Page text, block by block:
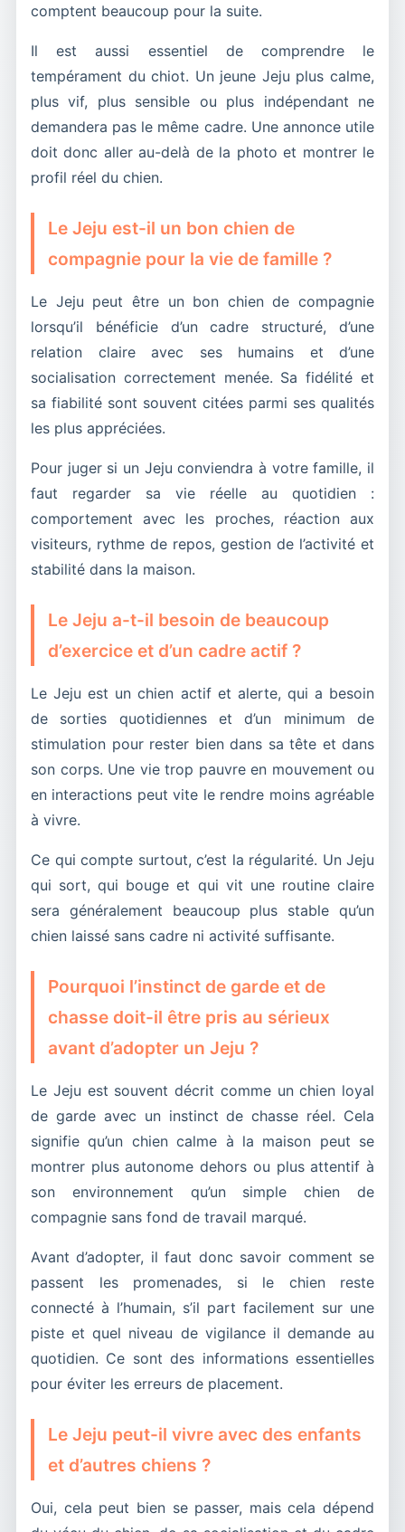
comptent beaucoup pour la suite.
Il est aussi essentiel de comprendre le
tempérament du chiot. Un jeune Jeju plus calme,
plus vif, plus sensible ou plus indépendant ne
demandera pas le même cadre. Une annonce utile
doit donc aller au-delà de la photo et montrer le
profil réel du chien.
Le Jeju est-il un bon chien de
compagnie pour la vie de famille ?
Le Jeju peut être un bon chien de compagnie
lorsqu’il bénéficie d’un cadre structuré, d’une
relation claire avec ses humains et d’une
socialisation correctement menée. Sa fidélité et
sa fiabilité sont souvent citées parmi ses qualités
les plus appréciées.
Pour juger si un Jeju conviendra à votre famille, il
faut regarder sa vie réelle au quotidien :
comportement avec les proches, réaction aux
visiteurs, rythme de repos, gestion de l’activité et
stabilité dans la maison.
Le Jeju a-t-il besoin de beaucoup
d’exercice et d’un cadre actif ?
Le Jeju est un chien actif et alerte, qui a besoin
de sorties quotidiennes et d’un minimum de
stimulation pour rester bien dans sa tête et dans
son corps. Une vie trop pauvre en mouvement ou
en interactions peut vite le rendre moins agréable
à vivre.
Ce qui compte surtout, c’est la régularité. Un Jeju
qui sort, qui bouge et qui vit une routine claire
sera généralement beaucoup plus stable qu’un
chien laissé sans cadre ni activité suffisante.
Pourquoi l’instinct de garde et de
chasse doit-il être pris au sérieux
avant d’adopter un Jeju ?
Le Jeju est souvent décrit comme un chien loyal
de garde avec un instinct de chasse réel. Cela
signifie qu’un chien calme à la maison peut se
montrer plus autonome dehors ou plus attentif à
son environnement qu’un simple chien de
compagnie sans fond de travail marqué.
Avant d’adopter, il faut donc savoir comment se
passent les promenades, si le chien reste
connecté à l’humain, s’il part facilement sur une
piste et quel niveau de vigilance il demande au
quotidien. Ce sont des informations essentielles
pour éviter les erreurs de placement.
Le Jeju peut-il vivre avec des enfants
et d’autres chiens ?
Oui, cela peut bien se passer, mais cela dépend